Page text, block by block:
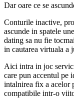
Dar oare ce se
Conturile inactive,
ascunde in spatele
dating sa nu fie
in cautarea virtuala a
Aici intra in joc
care pun accentul pe
intalnirea fix a acelor
compatibile intr-o